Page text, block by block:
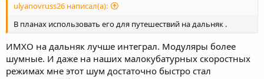
ulyanovruss26 написал(а):
В планах использовать его для путешествий на дальняк .
ИМХО на дальняк лучше интеграл. Модуляры более
шумные. И даже на наших малокубатурных скоростных
режимах мне этот шум достаточно быстро стал